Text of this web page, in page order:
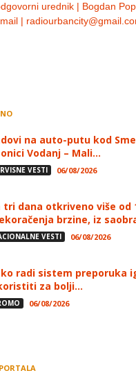
urednik | Bogdan
|
na auto-putu kod
Vodanj – Mali...
VESTI 06/08/2026
tri dana otkriveno više od
brzine, iz
VESTI 06/08/2026
radi sistem preporuka
za bolji...
06/08/2026